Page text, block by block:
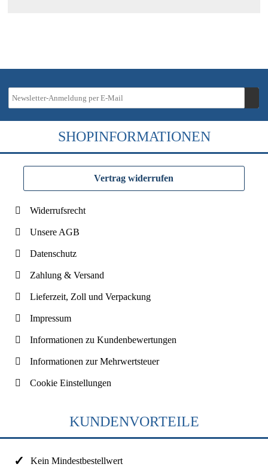
SHOPINFORMATIONEN
Vertrag widerrufen
Widerrufsrecht
Unsere AGB
Datenschutz
Zahlung & Versand
Lieferzeit, Zoll und Verpackung
Impressum
Informationen zu Kundenbewertungen
Informationen zur Mehrwertsteuer
Cookie Einstellungen
KUNDENVORTEILE
Kein Mindestbestellwert